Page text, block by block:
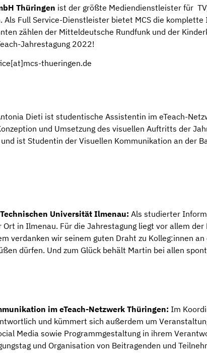
Thüringen ist der größte Mediendienstleister für
Als Full Service-Dienstleister bietet MCS die
zählen der Mitteldeutsche Rundfunk und der
Jahrestagung 2022!
thueringen.de
Dieti ist studentische Assistentin im eTeach-
und Umsetzung des visuellen Auftritts der
ist Studentin der Visuellen Kommunikation an der
Universität Ilmenau: Als studierter
in Ilmenau. Für die Jahrestagung liegt vor allem
verdanken wir seinem guten Draht zu Kolleg:innen
dürfen. Und zum Glück behält Martin bei allen
im eTeach-Netzwerk Thüringen: Im
und kümmert sich außerdem um
Media sowie Programmgestaltung in ihrem
und Organisation von Beitragenden und